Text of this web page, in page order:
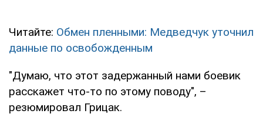
Читайте: Обмен пленными: Медведчук уточнил
данные по освобожденным
"Думаю, что этот задержанный нами боевик
расскажет что-то по этому поводу", –
резюмировал Грицак.